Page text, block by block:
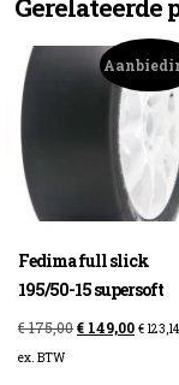
Gerelateerde
Fedima full slick
195/50-15 supersoft
€175,00€ 149,00 € 123,14
ex. BTW